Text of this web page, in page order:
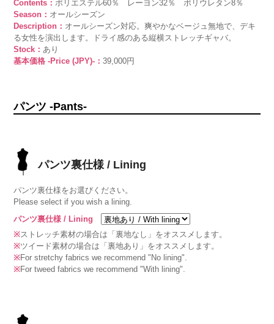
Contents：ポリエステル60％ レーヨン32％ ポリウレタン8％
Season： オールシーズン
Description： オールシーズン対応。爽やかなベージュ無地で、デキ
る女性を演出します。ドライ感のある縦横ストレッチギャバ。
Stock：あり
基本価格 -Price (JPY)-：39,000円
パンツ -Pants-
パンツ裏仕様 / Lining
パンツ裏仕様をお選びください。
Please select if you wish a lining.
パンツ裏仕様 / Lining
※ストレッチ素材の場合は「裏地なし」をオススメします。
※ツイード素材の場合は「裏地あり」をオススメします。
※For stretchy fabrics we recommend "No lining".
※For tweed fabrics we recommend "With lining".